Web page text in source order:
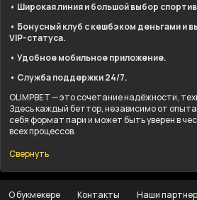
• Широкая линия и большой выбор
• Бонусный клуб с кешбэком деньгами и
VIP-статуса.
• Удобное мобильное приложение.
• Служба поддержки 24/7.
OLIMPBET — это сочетание надёжности,
Здесь каждый беттор, независимо от
себя формат пари и может быть уверен в
всех процессов.
Свернуть
О букмекере Контакты Наши